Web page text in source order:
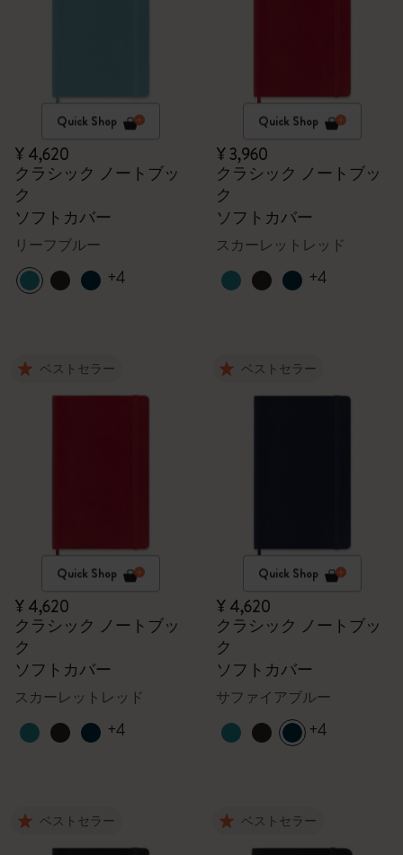
Quick Shop
¥ 4,620
クラシック ノートブッ
ク
ソフトカバー
リーフブルー
+4
Quick Shop
¥ 3,960
クラシック ノートブッ
ク
ソフトカバー
スカーレットレッド
+4
ベストセラー
Quick Shop
¥ 4,620
クラシック ノートブッ
ク
ソフトカバー
スカーレットレッド
+4
ベストセラー
Quick Shop
¥ 4,620
クラシック ノートブッ
ク
ソフトカバー
サファイアブルー
+4
ベストセラー ベストセラー